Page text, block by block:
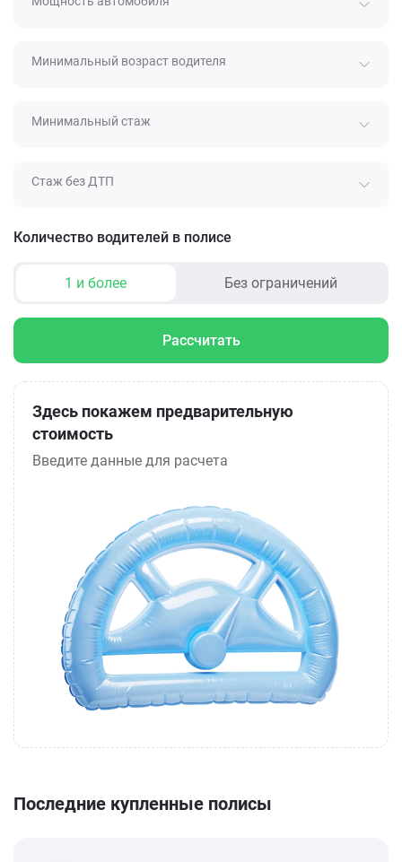
Минимальный возраст водителя
Минимальный стаж
Стаж без ДТП
Количество водителей в полисе
1 и более Без ограничений
Рассчитать
Здесь покажем предварительную
стоимость
Введите данные для расчета
Последние купленные полисы